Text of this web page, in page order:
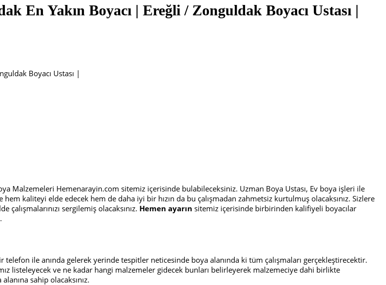
En Yakın Boyacı | Ereğli / Zonguldak Boyacı Ustası |
Boyacı Ustası |
Malzemeleri Hemenarayin.com sitemiz içerisinde bulabileceksiniz. Uzman Boya Ustası, Ev boya işleri ile
kaliteyi elde edecek hem de daha iyi bir hızın da bu çalışmadan zahmetsiz kurtulmuş olacaksınız. Sizlere
çalışmalarınızı sergilemiş olacaksınız. Hemen ayarın sitemiz içerisinde birbirinden kalifiyeli boyacılar
ile anında gelerek yerinde tespitler neticesinde boya alanında ki tüm çalışmaları gerçekleştirecektir.
listeleyecek ve ne kadar hangi malzemeler gidecek bunları belirleyerek malzemeciye dahi birlikte
sahip olacaksınız.